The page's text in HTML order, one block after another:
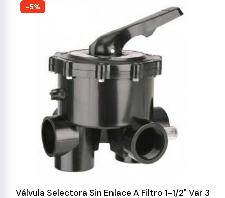
-5%
Válvula Selectora Sin Enlace A Filtro 1-1/2" Var 3